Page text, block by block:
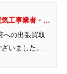
工事業者・大
の出張買取
いました。工